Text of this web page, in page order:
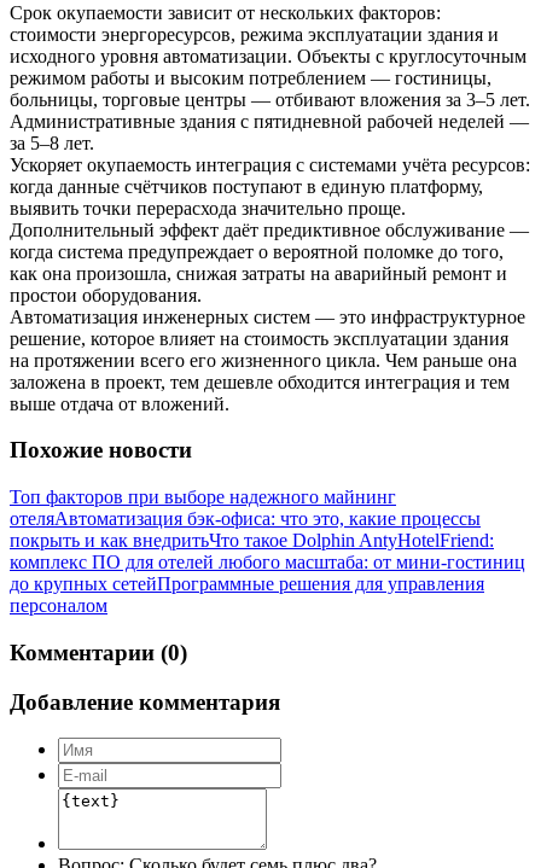
Срок окупаемости зависит от нескольких факторов:
стоимости энергоресурсов, режима эксплуатации здания и
исходного уровня автоматизации. Объекты с круглосуточным
режимом работы и высоким потреблением — гостиницы,
больницы, торговые центры — отбивают вложения за 3–5 лет.
Административные здания с пятидневной рабочей неделей —
за 5–8 лет.
Ускоряет окупаемость интеграция с системами учёта ресурсов:
когда данные счётчиков поступают в единую платформу,
выявить точки перерасхода значительно проще.
Дополнительный эффект даёт предиктивное обслуживание —
когда система предупреждает о вероятной поломке до того,
как она произошла, снижая затраты на аварийный ремонт и
простои оборудования.
Автоматизация инженерных систем — это инфраструктурное
решение, которое влияет на стоимость эксплуатации здания
на протяжении всего его жизненного цикла. Чем раньше она
заложена в проект, тем дешевле обходится интеграция и тем
выше отдача от вложений.
Похожие новости
Топ факторов при выборе надежного майнинг
отеляАвтоматизация бэк-офиса: что это, какие процессы
покрыть и как внедритьЧто такое Dolphin AntyHotelFriend:
комплекс ПО для отелей любого масштаба: от мини-гостиниц
до крупных сетейПрограммные решения для управления
персоналом
Комментарии (0)
Добавление комментария